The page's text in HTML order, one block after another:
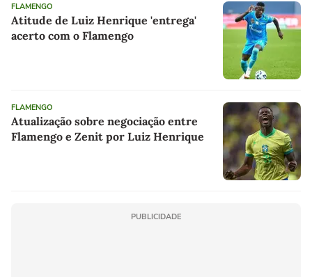
FLAMENGO
Atitude de Luiz Henrique 'entrega'
acerto com o Flamengo
FLAMENGO
Atualização sobre negociação entre
Flamengo e Zenit por Luiz Henrique
PUBLICIDADE